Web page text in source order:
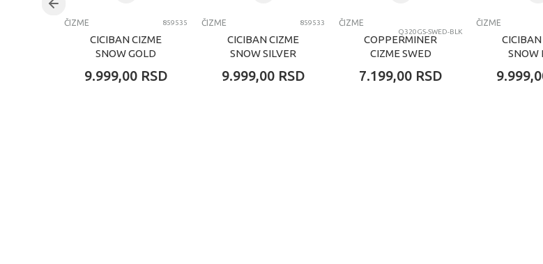
ČIZME 859535
CICIBAN CIZME
SNOW GOLD
9.999,00 RSD
ČIZME 859533
CICIBAN CIZME
SNOW SILVER
9.999,00 RSD
ČIZME
Q320GS-SWED-BLK
COPPERMINER
CIZME SWED
7.199,00 RSD
ČIZME
SNOW